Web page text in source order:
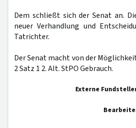
Dem schließt sich der Senat an.
neuer Verhandlung und
Tatrichter.
Der Senat macht von der
2 Satz 1 2. Alt. StPO Gebrauch.
Externe